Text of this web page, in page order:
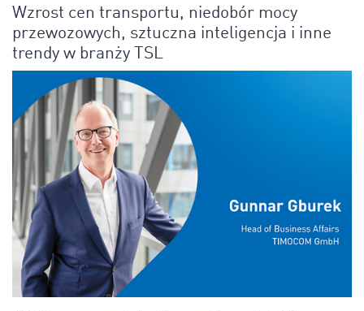
Wzrost cen transportu, niedobór mocy
przewozowych, sztuczna inteligencja i inne
trendy w branży TSL